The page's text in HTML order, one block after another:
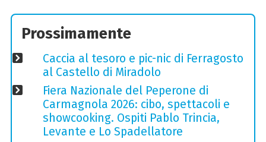
Prossimamente
Caccia al tesoro e pic-nic di Ferragosto
al Castello di Miradolo
Fiera Nazionale del Peperone di
Carmagnola 2026: cibo, spettacoli e
showcooking. Ospiti Pablo Trincia,
Levante e Lo Spadellatore